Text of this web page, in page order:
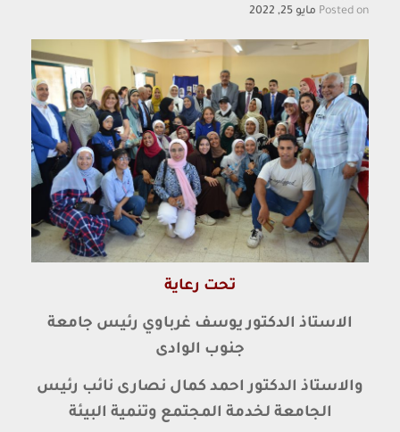
Posted on مايو 25, 2022
تحت رعاية
الاستاذ الدكتور يوسف غرباوي رئيس جامعة
جنوب الوادى
والاستاذ الدكتور احمد كمال نصارى نائب رئيس
الجامعة لخدمة المجتمع وتنمية البيئة